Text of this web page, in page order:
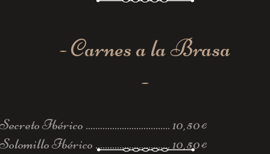
- Carnes a la Brasa
-
Secreto Ibérico ................................... 10,50€
Solomillo Ibérico ............................... 10,50€